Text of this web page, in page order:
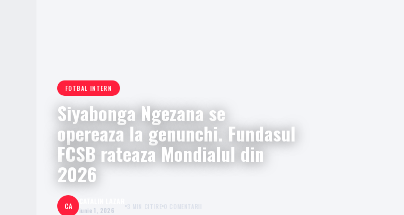
FOTBAL INTERN
Siyabonga Ngezana se
opereaza la genunchi. Fundasul
FCSB rateaza Mondialul din
2026
CA iunie 1, 2026 3 MIN CITIRE 0 COMENTARII